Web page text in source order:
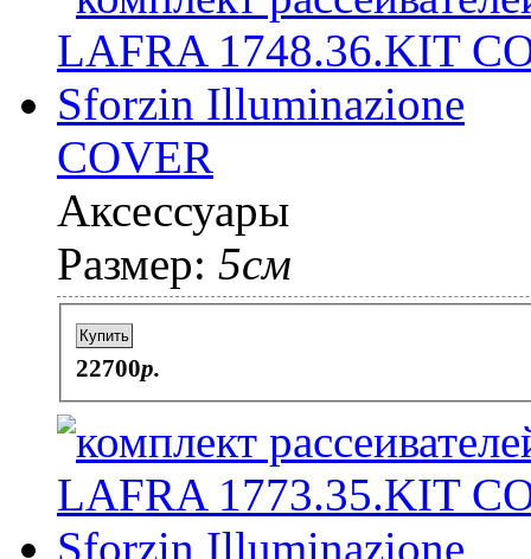
COVER
Аксессуары
Размер: 5см
Купить
22700p.